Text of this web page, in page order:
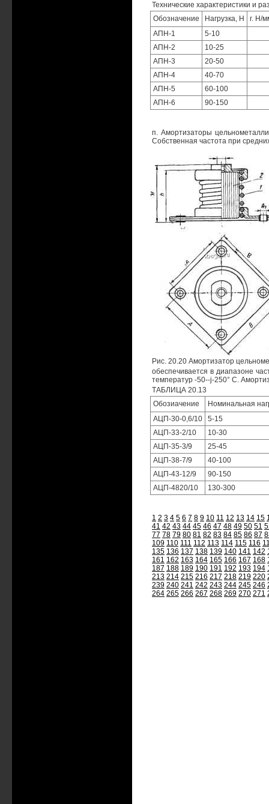
Технические характеристики и
Обозначение
Нагрузка, Н
г. Н/
АПН-1
5-10
АПН-2
10-25
АПН-3
20-50
АПН-4
40-70
АПН-5
60-100
АПН-6
90-150
п. Амортизаторы
Собственная частота при
Рис. 20.20 Амортизатор
обеспечивается в диапазоне
температур -50--j-250° С.
ТАБЛИЦА 20.13
Обозиачение
Номинальная
АЦП-30-0,6/10
5-15
АЦП-33-2/10
10-30
АЦП-35-3/9
25-45
АЦП-38-7/9
40-100
АЦП-43-12/9
90-150
АЦП-4820/10
130-300
1 2 3 4 5 6 7 8 9 10 11 12 13 14 15
41 42 43 44 45 46 47 48 49 50 51
77 78 79 80 81 82 83 84 85 86 87
109 110 111 112 113 114 115 116
135 136 137 138 139 140 141 142
161 162 163 164 165 166 167 168
187 188 189 190 191 192 193 194
213 214 215 216 217 218 219 220
239 240 241 242 243 244 245 246
264 265 266 267 268 269 270 271